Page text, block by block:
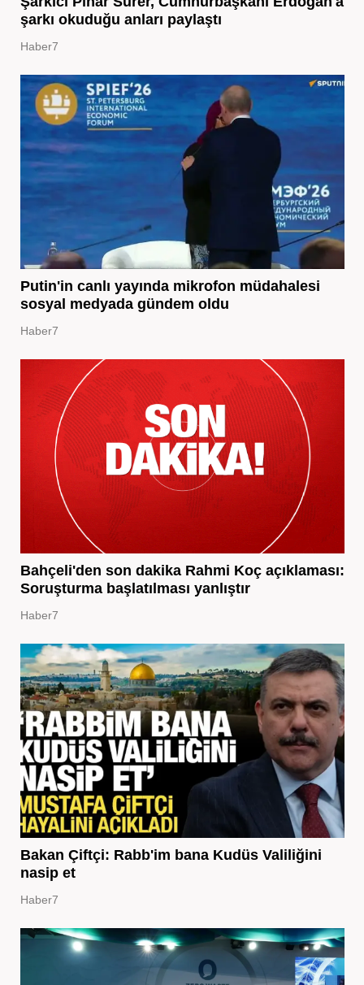
şarkı okuduğu anları paylaştı
Haber7
Putin'in canlı yayında mikrofon müdahalesi
sosyal medyada gündem oldu
Haber7
Bahçeli'den son dakika Rahmi Koç açıklaması:
Soruşturma başlatılması yanlıştır
Haber7
Bakan Çiftçi: Rabb'im bana Kudüs Valiliğini
nasip et
Haber7